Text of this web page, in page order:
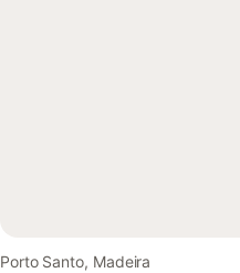
Porto Santo, Madeira